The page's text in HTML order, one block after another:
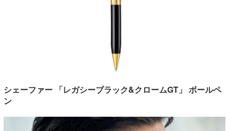
シェーファー 「レガシーブラック&クロームGT」 ボールペ
ン